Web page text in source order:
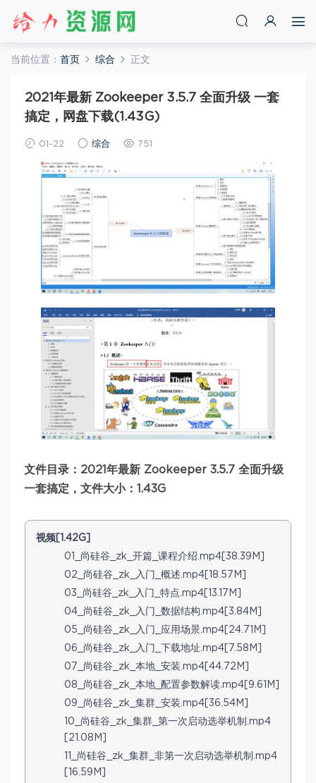
当前位置： 首页 综合 正文
2021年最新 Zookeeper 3.5.7 全面升级 一套
搞定，网盘下载(1.43G)
01-22 综合 751
文件目录：2021年最新 Zookeeper 3.5.7 全面升级
一套搞定，文件大小：1.43G
视频[1.42G]
01_尚硅谷_zk_开篇_课程介绍.mp4[38.39M]
02_尚硅谷_zk_入门_概述.mp4[18.57M]
03_尚硅谷_zk_入门_特点.mp4[13.17M]
04_尚硅谷_zk_入门_数据结构.mp4[3.84M]
05_尚硅谷_zk_入门_应用场景.mp4[24.71M]
06_尚硅谷_zk_入门_下载地址.mp4[7.58M]
07_尚硅谷_zk_本地_安装.mp4[44.72M]
08_尚硅谷_zk_本地_配置参数解读.mp4[9.61M]
09_尚硅谷_zk_集群_安装.mp4[36.54M]
10_尚硅谷_zk_集群_第一次启动选举机制.mp4
[21.08M]
11_尚硅谷_zk_集群_非第一次启动选举机制.mp4
[16.59M]